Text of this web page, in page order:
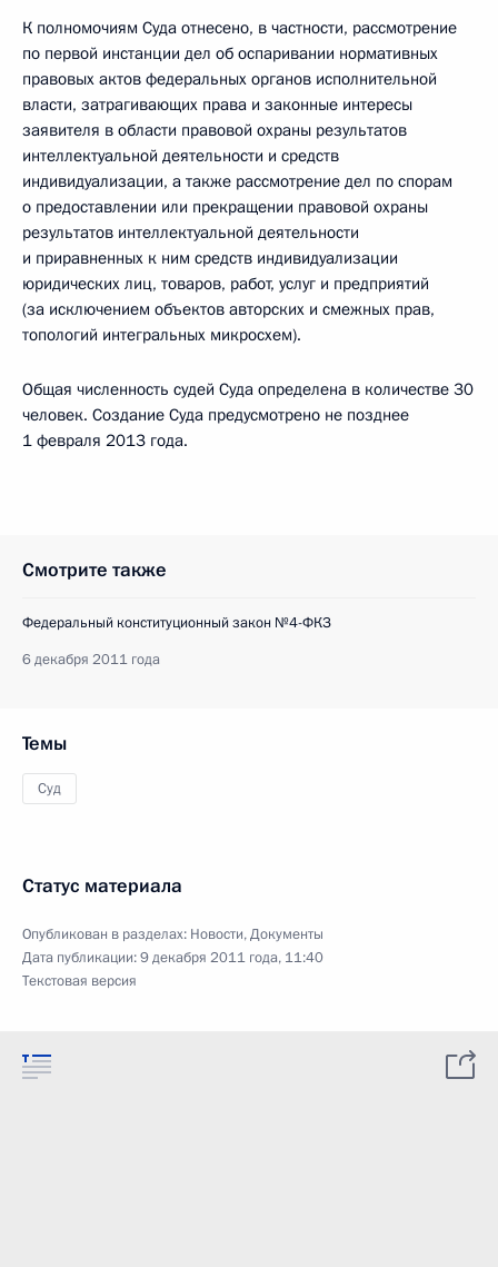
К полномочиям Суда отнесено, в частности, рассмотрение
по первой инстанции дел об оспаривании нормативных
правовых актов федеральных органов исполнительной
власти, затрагивающих права и законные интересы
заявителя в области правовой охраны результатов
интеллектуальной деятельности и средств
индивидуализации, а также рассмотрение дел по спорам
о предоставлении или прекращении правовой охраны
результатов интеллектуальной деятельности
и приравненных к ним средств индивидуализации
юридических лиц, товаров, работ, услуг и предприятий
(за исключением объектов авторских и смежных прав,
топологий интегральных микросхем).
Общая численность судей Суда определена в количестве 30
человек. Создание Суда предусмотрено не позднее
1 февраля 2013 года.
Смотрите также
Федеральный конституционный закон №4-ФКЗ
6 декабря 2011 года
Темы
Суд
Статус материала
Опубликован в разделах: Новости,Документы
Дата публикации:9 декабря 2011 года, 11:40
Текстовая версия